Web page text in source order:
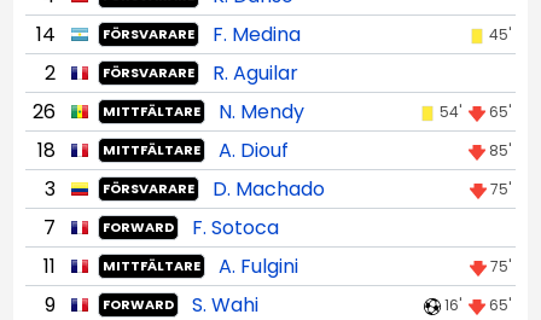
14
FÖRSVARARE F. Medina 45'
2 FÖRSVARARE
R. Aguilar
26
MITTFÄLTARE N. Mendy 54' 65'
18 MITTFÄLTARE A. Diouf 85'
3 FÖRSVARARE D. Machado 75'
7 FORWARD
F. Sotoca
11
MITTFÄLTARE A. Fulgini 75'
9 FORWARD S. Wahi 16' 65'